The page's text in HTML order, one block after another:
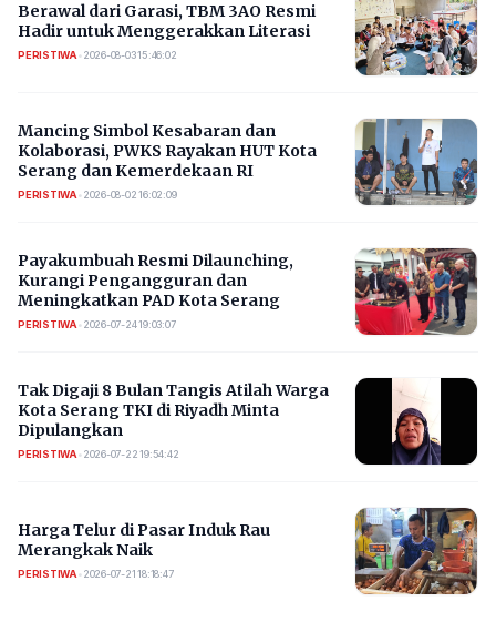
Berawal dari Garasi, TBM 3AO Resmi
Hadir untuk Menggerakkan Literasi
PERISTIWA• 2026-08-03 15:46:02
Mancing Simbol Kesabaran dan
Kolaborasi, PWKS Rayakan HUT Kota
Serang dan Kemerdekaan RI
PERISTIWA• 2026-08-02 16:02:09
Payakumbuah Resmi Dilaunching,
Kurangi Pengangguran dan
Meningkatkan PAD Kota Serang
PERISTIWA• 2026-07-24 19:03:07
​Tak Digaji 8 Bulan Tangis Atilah Warga
Kota Serang TKI di Riyadh Minta
Dipulangkan
PERISTIWA• 2026-07-22 19:54:42
Harga Telur di Pasar Induk Rau
Merangkak Naik
PERISTIWA• 2026-07-21 18:18:47